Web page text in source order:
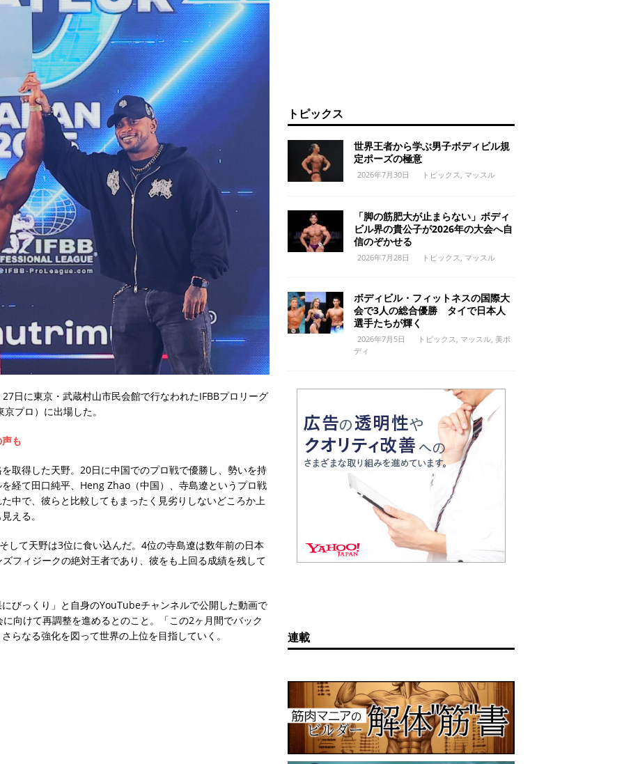
日に東京・武蔵村山市民会館で行なわれたIFBBプロリーグ
プロ）に出場した。
も
取得した天野。20日に中国でのプロ戦で優勝し、勢いを持
経て田口純平、Heng Zhao（中国）、寺島遼というプロ戦
中で、彼らと比較してもまったく見劣りしないどころか上
える。
して天野は3位に食い込んだ。4位の寺島遼は数年前の日本
フィジークの絶対王者であり、彼をも上回る成績を残して
びっくり」と自身のYouTubeチャンネルで公開した動画で
向けて再調整を進めるとのこと。「この2ヶ月間でバック
らなる強化を図って世界の上位を目指していく。
トピックス
世界王者から学ぶ男子ボディビル規
定ポーズの極意
2026年7月30日 トピックス マッスル
「脚の筋肥大が止まらない」ボディ
ビル界の貴公子が2026年の大会へ自
信のぞかせる
2026年7月28日 トピックス マッスル
ボディビル・フィットネスの国際大
会で3人の総合優勝 タイで日本人
選手たちが輝く
2026年7月5日 トピックス マッスル, 美ボ
ディ
連載